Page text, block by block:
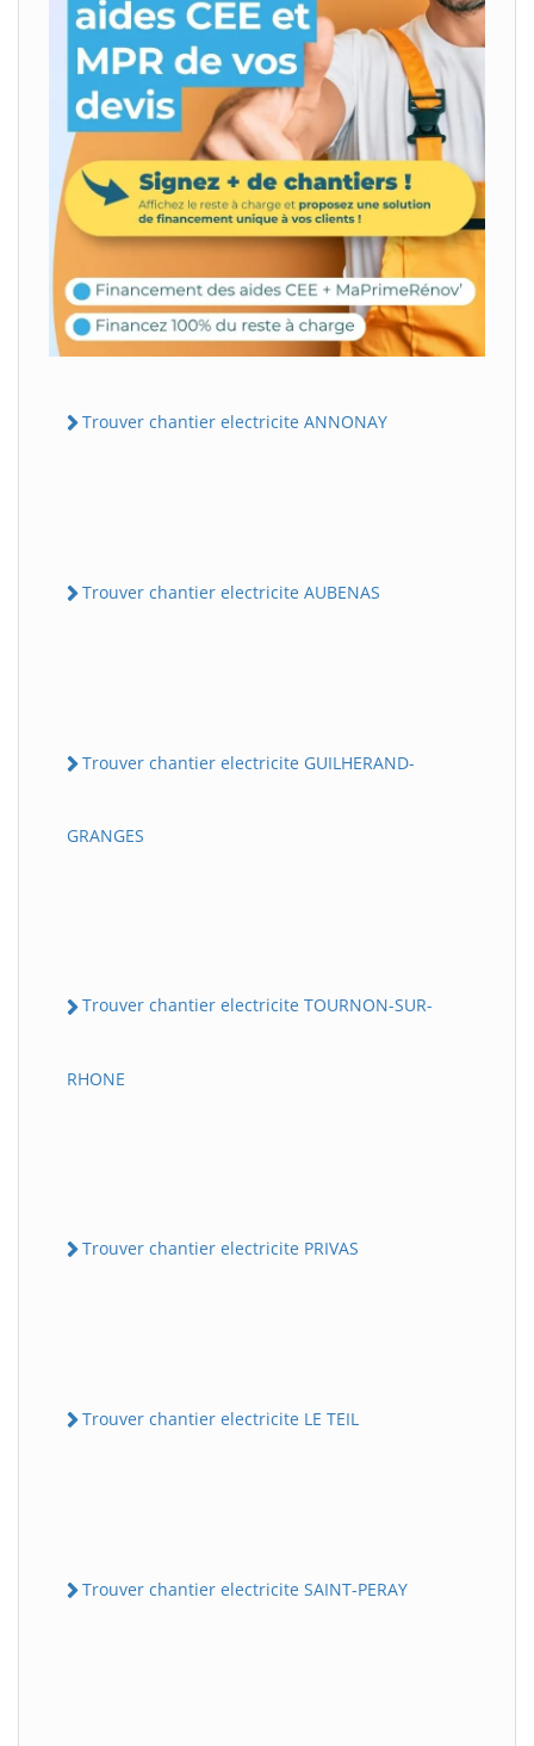
Trouver chantier electricite ANNONAY
Trouver chantier electricite AUBENAS
Trouver chantier electricite GUILHERAND-
GRANGES
Trouver chantier electricite TOURNON-SUR-
RHONE
Trouver chantier electricite PRIVAS
Trouver chantier electricite LE TEIL
Trouver chantier electricite SAINT-PERAY